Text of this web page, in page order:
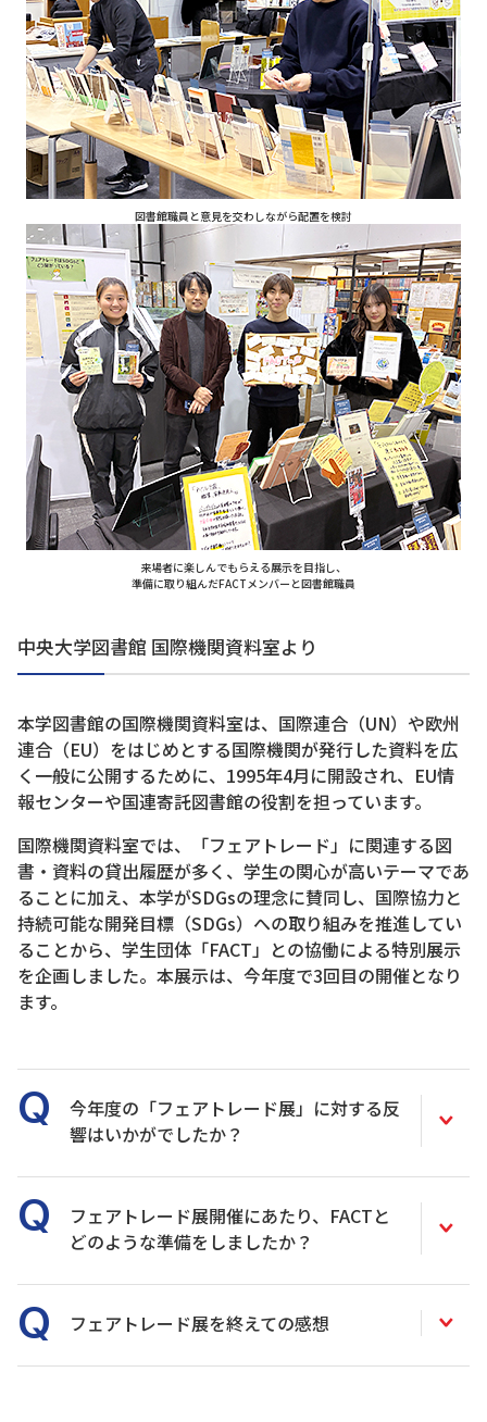
図書館職員と意見を交わしながら配置を検討
来場者に楽しんでもらえる展示を目指し、
準備に取り組んだFACTメンバーと図書館職員
中央大学図書館 国際機関資料室より
本学図書館の国際機関資料室は、国際連合（UN）や欧州
連合（EU）をはじめとする国際機関が発行した資料を広
く一般に公開するために、1995年4月に開設され、EU情
報センターや国連寄託図書館の役割を担っています。
国際機関資料室では、「フェアトレード」に関連する図
書・資料の貸出履歴が多く、学生の関心が高いテーマであ
ることに加え、本学がSDGsの理念に賛同し、国際協力と
持続可能な開発目標（SDGs）への取り組みを推進してい
ることから、学生団体「FACT」との協働による特別展示
を企画しました。本展示は、今年度で3回目の開催となり
ます。
今年度の「フェアトレード展」に対する反
響はいかがでしたか？
フェアトレード展開催にあたり、FACTと
どのような準備をしましたか？
フェアトレード展を終えての感想